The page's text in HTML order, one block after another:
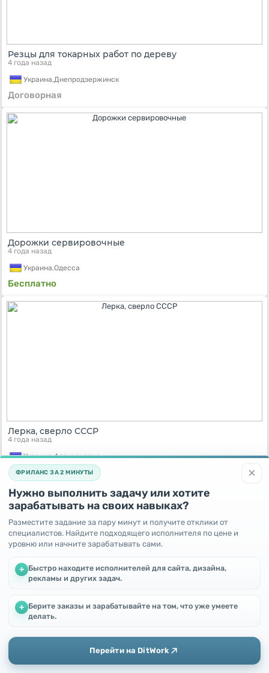
Резцы для токарных работ по дереву
4 года назад
Украина,Днепродзержинск
Договорная
Дорожки сервировочные
4 года назад
Украина,Одесса
Бесплатно
Лерка, сверло СССР
4 года назад
Украина,Александрия
35UAH
Видеодомофон
2650
×
ФРИЛАНС ЗА 2 МИНУТЫ
Нужно выполнить задачу или хотите
зарабатывать на своих навыках?
Разместите задание за пару минут и получите отклики от
специалистов. Найдите подходящего исполнителя по цене и
уровню или начните зарабатывать сами.
+ Быстро находите исполнителей для сайта, дизайна,
рекламы и других задач.
+ Берите заказы и зарабатывайте на том, что уже умеете
делать.
Перейти на DitWork
Мы используем файлы cookie, чтобы улучшить работу и
Добавить Главная Сообщения Профиль